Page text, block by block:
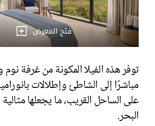
فتح المعرض
توفر هذه الفيلا المكونة من غرفة
مباشرًا إلى الشاطئ وإطلالات
على الساحل القريب، ما يجعلها
البحر.